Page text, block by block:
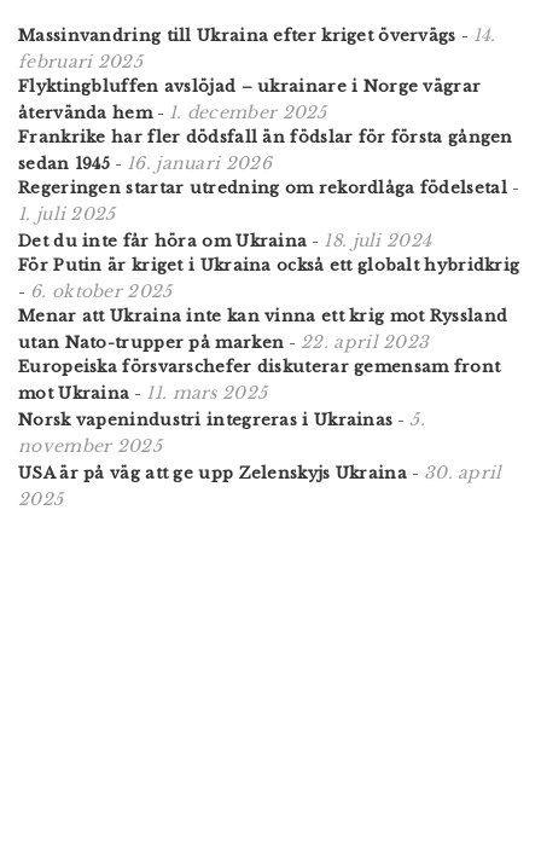
Massinvandring till Ukraina efter kriget övervägs - 14.
februari 2025
Flyktingbluffen avslöjad – ukrainare i Norge vägrar
återvända hem- 1. december 2025
Frankrike har fler dödsfall än födslar för första gången
sedan 1945 - 16. januari 2026
Regeringen startar utredning om rekordlåga födelsetal-
1. juli 2025
Det du inte får höra om Ukraina - 18. juli 2024
För Putin är kriget i Ukraina också ett globalt hybridkrig
- 6. oktober 2025
Menar att Ukraina inte kan vinna ett krig mot Ryssland
utan Nato-trupper på marken - 22. april 2023
Europeiska försvarschefer diskuterar gemensam front
mot Ukraina - 11. mars 2025
Norsk vapenindustri integreras i Ukrainas -5.
november 2025
USA är på väg att ge upp Zelenskyjs Ukraina- 30. april
2025